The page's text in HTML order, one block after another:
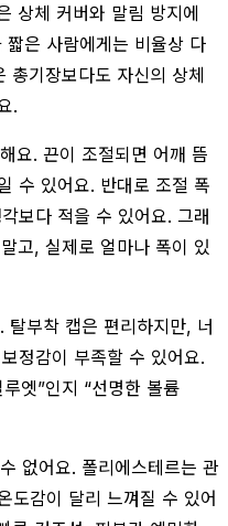
상체 커버와 말림 방지에
은 사람에게는 비율상 다
총기장보다도 자신의 상체
.
요. 끈이 조절되면 어깨 뜸
수 있어요. 반대로 조절 폭
보다 적을 수 있어요. 그래
고, 실제로 얼마나 폭이 있
탈부착 캡은 편리하지만, 너
정감이 부족할 수 있어요.
엣”인지 “선명한 볼륨
없어요. 폴리에스테르는 관
도감이 달리 느껴질 수 있어